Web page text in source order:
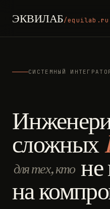
ЭКВИЛАБ/equilab.ru
СИСТЕМНЫЙ
сложных
для тех, кто не
на